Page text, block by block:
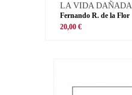
LA VIDA
Fernando R. de la Flor
20,00 €